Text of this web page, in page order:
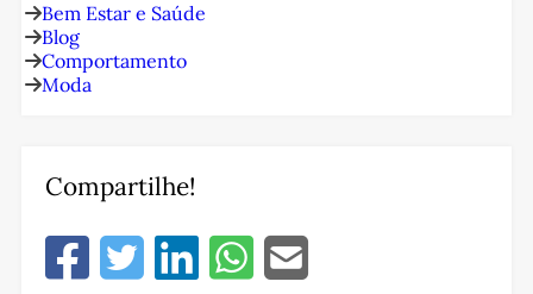
Bem Estar e Saúde
Blog
Comportamento
Moda
Compartilhe!